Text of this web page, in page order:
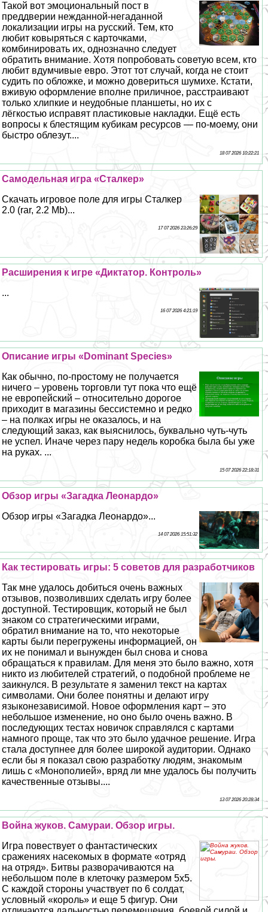
Такой вот эмоциональный пост в
преддверии нежданной-негаданной
локализации игры на русский. Тем, кто
любит ковыряться с карточками,
комбинировать их, однозначно следует
обратить внимание. Хотя попробовать советую всем, кто
любит вдумчивые евро. Этот тот случай, когда не стоит
судить по обложке, и можно довериться шумихе. Кстати,
вживую оформление вполне приличное, расстраивают
только хлипкие и неудобные планшеты, но их с
лёгкостью исправят пластиковые накладки. Ещё есть
вопросы к блестящим кубикам ресурсов — по-моему, они
быстро облезут....
18 07 2026 10:22:21
Самодельная игра «Сталкер»
Скачать игровое поле для игры Сталкер
2.0 (rar, 2.2 Mb)...
17 07 2026 23:26:29
Расширения к игре «Диктатор. Контроль»
...
16 07 2026 4:21:19
Описание игры «Dominant Species»
Как обычно, по-простому не получается
ничего – уровень торговли тут пока что ещё
не европейский – относительно дорогое
приходит в магазины бессистемно и редко
– на полках игры не оказалось, и на
следующий заказ, как выяснилось, буквально чуть-чуть
не успел. Иначе через пару недель коробка была бы уже
на руках. ...
15 07 2026 22:18:31
Обзор игры «Загадка Леонардо»
Обзор игры «Загадка Леонардо»...
14 07 2026 15:51:32
Как тестировать игры: 5 советов для разработчиков
Так мне удалось добиться очень важных
отзывов, позволивших сделать игру более
доступной. Тестировщик, который не был
знаком со стратегическими играми,
обратил внимание на то, что некоторые
карты были перегружены информацией, он
их не понимал и вынужден был снова и снова
обращаться к правилам. Для меня это было важно, хотя
никто из любителей стратегий, о подобной проблеме не
заикнулся. В результате я заменил текст на картах
символами. Они более понятны и делают игру
языконезависимой. Новое оформления карт – это
небольшое изменение, но оно было очень важно. В
последующих тестах новичок справлялся с картами
намного проще, так что это было удачное решение. Игра
стала доступнее для более широкой аудитории. Однако
если бы я показал свою разработку людям, знакомым
лишь с «Монополией», вряд ли мне удалось бы получить
качественные отзывы....
13 07 2026 20:28:34
Война жуков. Самураи. Обзор игры.
Игра повествует о фантастических
сражениях насекомых в формате «отряд
на отряд». Битвы разворачиваются на
небольшом поле в клеточку размером 5х5.
С каждой стороны участвует по 6 солдат,
условный «король» и еще 5 фигур. Они